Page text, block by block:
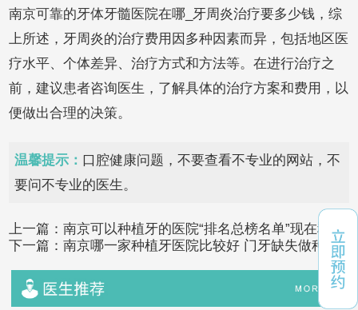
南京可靠的牙体牙髓医院在哪_牙周炎治疗要多少钱，综
上所述，牙周炎的治疗费用因多种因素而异，包括地区医
疗水平、个体差异、治疗方式和方法等。在进行治疗之
前，建议患者咨询医生，了解具体的治疗方案和费用，以
便做出合理的决策。
温馨提示： 口腔健康问题，不要查看不专业的网站，不
要问不专业的医生。
上一篇：南京可以种植牙的医院“排名总榜名单”现在种植
牙靠谱吗
下一篇：南京哪一家种植牙医院比较好 门牙缺失做种植